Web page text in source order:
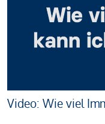
Video: Wie viel